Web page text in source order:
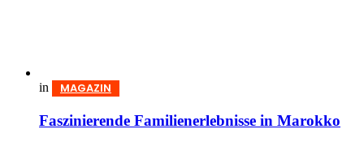
in MAGAZIN
Faszinierende Familienerlebnisse in Marokko